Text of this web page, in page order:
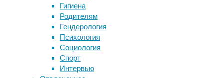
Гигиена
Родителям
Гендерология
Психология
Социология
Спорт
Интервью
упорно
преследовать.
есть
хищники,
нападающие
из